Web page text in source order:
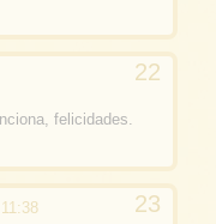
felicidades.